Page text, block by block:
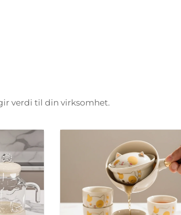
verdi til din virksomhet.